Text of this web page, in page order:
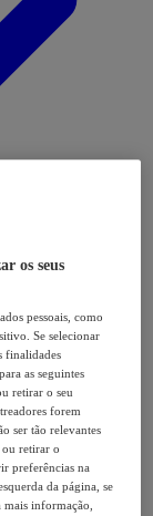
os seus
pessoais, como
Se selecionar
finalidades
as seguintes
retirar o seu
forem
ser tão relevantes
ou retirar o
preferências na
da página, se
mais informação,